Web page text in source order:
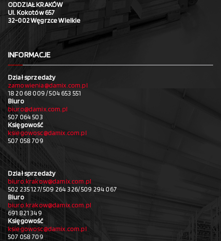
ODDZIAŁ KRAKÓW
Ul. Kokotów 657
32-002 Węgrzce Wielkie
INFORMACJE
Dział sprzedaży
zamowienia@damix.com.pl
18 20 68 009 / 504 653 551
Biuro
biuro@damix.com.pl
507 064 503
Księgowość
ksiegowosc@damix.com.pl
507 058 709
Dział sprzedaży
biuro.krakow@damix.com.pl
502 235 127/ 509 264 326/ 509 294 067
Biuro
biuro.krakow@damix.com.pl
691 821 349
Księgowość
ksiegowosc@damix.com.pl
507 058 709